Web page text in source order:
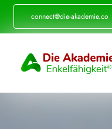
Zum
Inhalt
connect@die-akademie.co